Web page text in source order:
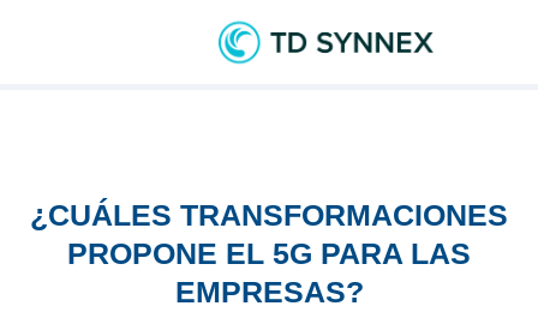
¿CUÁLES TRANSFORMACIONES
PROPONE EL 5G PARA LAS
EMPRESAS?